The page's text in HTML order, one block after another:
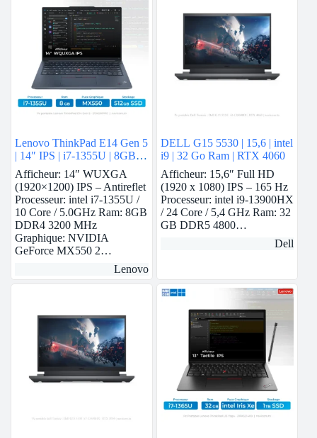
Lenovo ThinkPad E14 Gen 5
| 14″ IPS | i7-1355U | 8GB
Ram | Nvidia MX550 | 512
GB SSD
Afficheur: 14″ WUXGA
(1920×1200) IPS – Antireflet
Processeur: intel i7-1355U /
10 Core / 5.0GHz Ram: 8GB
DDR4 3200 MHz
Graphique: NVIDIA
GeForce MX550 2…
Lenovo
DELL G15 5530 | 15,6 | intel
i9 | 32 Go Ram | RTX 4060
Afficheur: 15,6″ Full HD
(1920 x 1080) IPS – 165 Hz
Processeur: intel i9-13900HX
/ 24 Core / 5,4 GHz Ram: 32
GB DDR5 4800…
Dell